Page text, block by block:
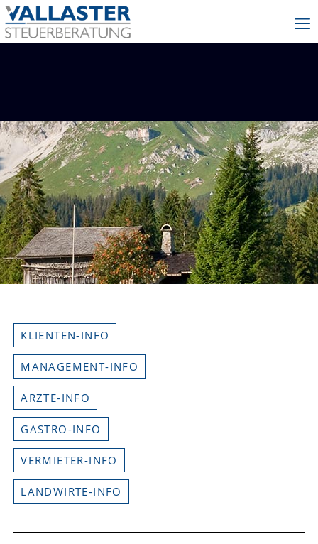
KLIENTEN-INFO
MANAGEMENT-INFO
ÄRZTE-INFO
GASTRO-INFO
VERMIETER-INFO
LANDWIRTE-INFO